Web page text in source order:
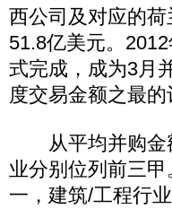
西公司及对应的
51.8亿美元。
式完成，成为3月
度交易金额之最的
从平均并购金
业分别位列前三
一，建筑/工程行